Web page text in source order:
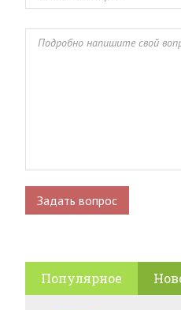
Популярное